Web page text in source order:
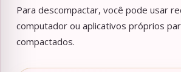
Para descompactar, você pode usar
computador ou aplicativos próprios
compactados.